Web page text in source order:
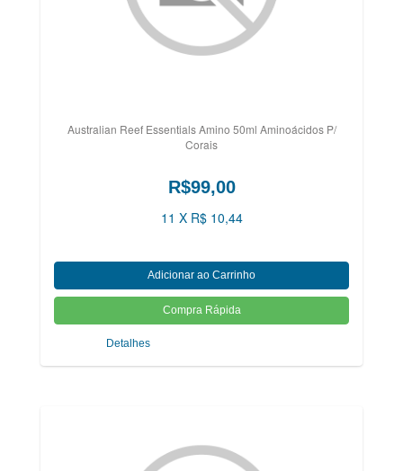
Australian Reef Essentials Amino 50ml Aminoácidos P/
Corais
R$99,00
11 X R$ 10,44
Detalhes